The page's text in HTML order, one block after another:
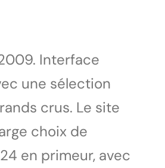
Interface
une sélection
crus. Le site
choix de
en primeur, avec